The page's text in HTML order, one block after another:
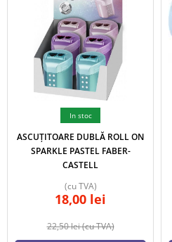
In stoc
ASCUȚITOARE DUBLĂ ROLL ON
SPARKLE PASTEL FABER-
CASTELL
22,50lei(cu TVA)
18,00 lei
(cu TVA)